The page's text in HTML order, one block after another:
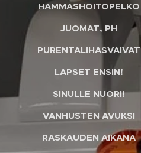
HAMMASHOITOPELKO
JUOMAT, PH
PURENTALIHASVAIVAT
LAPSET ENSIN!
SINULLE NUORI!
VANHUSTEN AVUKSI
RASKAUDEN AIKANA